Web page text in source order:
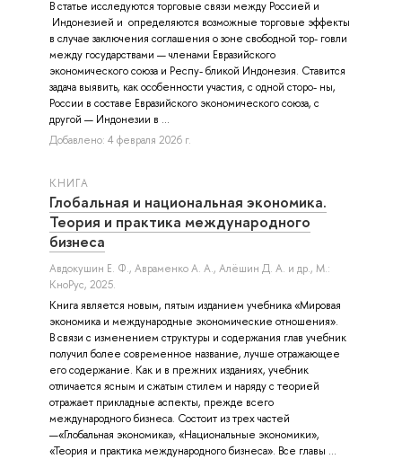
В статье исследуются торговые связи между Россией и
Индонезией и определяются возможные торговые эффекты
в случае заключения соглашения о зоне свободной тор- говли
между государствами — членами Евразийского
экономического союза и Респу- бликой Индонезия. Ставится
задача выявить, как особенности участия, с одной сторо- ны,
России в составе Евразийского экономического союза, с
другой — Индонезии в ...
Добавлено: 4 февраля 2026 г.
КНИГА
Глобальная и национальная экономика.
Теория и практика международного
бизнеса
Авдокушин Е. Ф., Авраменко А. А., Алёшин Д. А. и др., М.:
КноРус, 2025.
Книга является новым, пятым изданием учебника «Мировая
экономика и международные экономические отношения».
В связи с изменением структуры и содержания глав учебник
получил более современное название, лучше отражающее
его содержание. Как и в прежних изданиях, учебник
отличается ясным и сжатым стилем и наряду с теорией
отражает прикладные аспекты, прежде всего
международного бизнеса. Состоит из трех частей
—«Глобальная экономика», «Национальные экономики»,
«Теория и практика международного бизнеса». Все главы ...